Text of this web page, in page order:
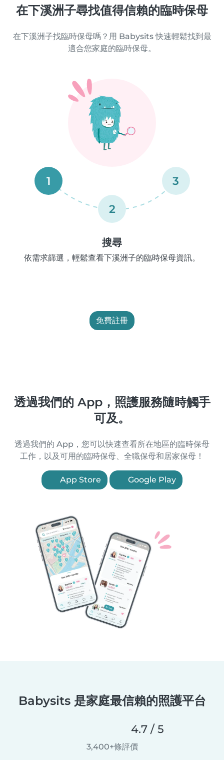
在下溪洲子尋找值得信賴的臨時保母
在下溪洲子找臨時保母嗎？用 Babysits 快速輕鬆找到最
適合您家庭的臨時保母。
1
2
3
搜尋
依需求篩選，輕鬆查看下溪洲子的臨時保母資訊。
免費註冊
透過我們的 App，照護服務隨時觸手
可及。
透過我們的 App，您可以快速查看所在地區的臨時保母
工作，以及可用的臨時保母、全職保母和居家保母！
App Store Google Play
Babysits 是家庭最信賴的照護平台
4.7 / 5
3,400+條評價